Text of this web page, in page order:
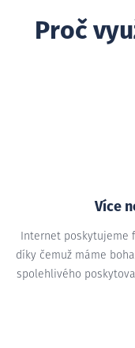
Proč
Více
Internet poskytujeme
díky čemuž máme
spolehlivého